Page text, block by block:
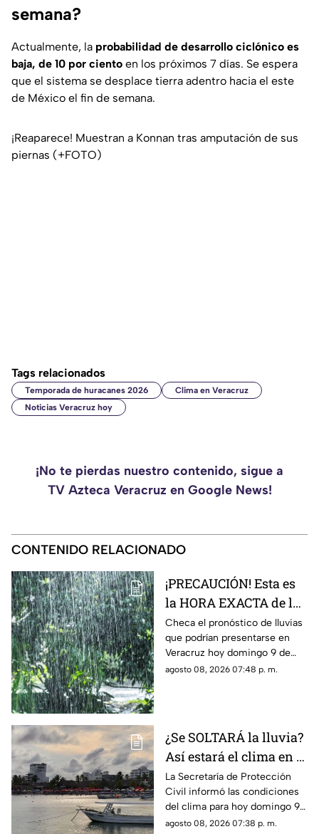
semana?
Actualmente, la probabilidad de desarrollo ciclónico es
baja, de 10 por ciento en los próximos 7 días. Se espera
que el sistema se desplace tierra adentro hacia el este
de México el fin de semana.
¡Reaparece! Muestran a Konnan tras amputación de sus
piernas (+FOTO)
Tags relacionados
Temporada de huracanes 2026
Clima en Veracruz
Noticias Veracruz hoy
¡No te pierdas nuestro contenido, sigue a
TV Azteca Veracruz en Google News!
CONTENIDO RELACIONADO
¡PRECAUCIÓN! Esta es
la HORA EXACTA de las
lluvias en el estado de
Veracruz hoy 9 de
agosto de 2026
Checa el pronóstico de lluvias
que podrían presentarse en
Veracruz hoy domingo 9 de
agosto, así como la hora
agosto 08, 2026 07:48 p. m.
¿Se SOLTARÁ la lluvia?
Así estará el clima en el
estado de Veracruz hoy
9 de agosto de 2026
La Secretaría de Protección
Civil informó las condiciones
del clima para hoy domingo 9
de agosto de 2026 en
agosto 08, 2026 07:38 p. m.